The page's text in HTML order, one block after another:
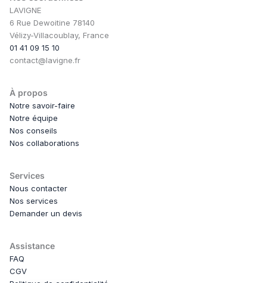
LAVIGNE
6 Rue Dewoitine 78140
Vélizy-Villacoublay, France
01 41 09 15 10
contact@lavigne.fr
À propos
Notre savoir-faire
Notre équipe
Nos conseils
Nos collaborations
Services
Nous contacter
Nos services
Demander un devis
Assistance
FAQ
CGV